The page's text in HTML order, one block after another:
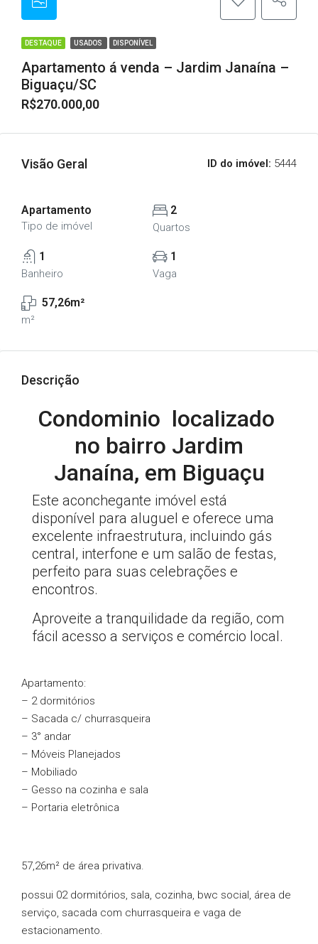
DESTAQUE USADOS DISPONÍVEL
Apartamento á venda – Jardim Janaína –
Biguaçu/SC
R$270.000,00
Visão Geral ID do imóvel: 5444
Apartamento
Tipo de imóvel
2
Quartos
1
Banheiro
1
Vaga
57,26m²
m²
Descrição
Condominio localizado
no bairro Jardim
Janaína, em Biguaçu
Este aconchegante imóvel está
disponível para aluguel e oferece uma
excelente infraestrutura, incluindo gás
central, interfone e um salão de festas,
perfeito para suas celebrações e
encontros.
Aproveite a tranquilidade da região, com
fácil acesso a serviços e comércio local.
Apartamento:
– 2 dormitórios
– Sacada c/ churrasqueira
– 3° andar
– Móveis Planejados
– ⁠Mobiliado
– ⁠Gesso na cozinha e sala
– Portaria eletrônica
57,26m² de área privativa.
possui 02 dormitórios, sala, cozinha, bwc social, área de
serviço, sacada com churrasqueira e vaga de
estacionamento.